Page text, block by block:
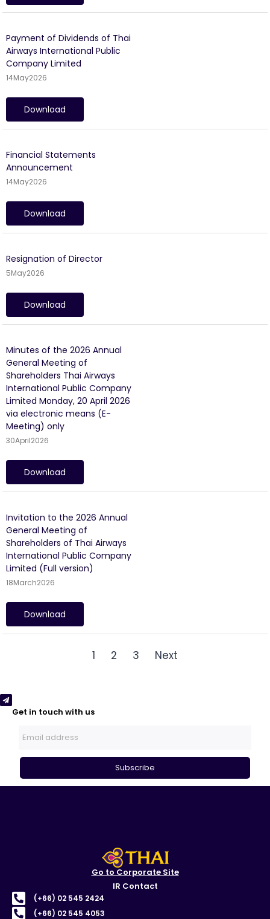
Payment of Dividends of Thai
Airways International Public
Company Limited
14May2026
Download
Financial Statements
Announcement
14May2026
Download
Resignation of Director
5May2026
Download
Minutes of the 2026 Annual
General Meeting of
Shareholders Thai Airways
International Public Company
Limited Monday, 20 April 2026
via electronic means (E-
Meeting) only
30April2026
Download
Invitation to the 2026 Annual
General Meeting of
Shareholders of Thai Airways
International Public Company
Limited (Full version)
18March2026
Download
1 2 3 Next
Get in touch with us
Subscribe
Go to Corporate Site
IR Contact
(+66) 02 545 2424
(+66) 02 545 4053